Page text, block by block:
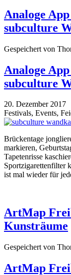
Analoge
subculture
Gespeichert von
Analoge
subculture
20. Dezember 2017
Festivals, Events,
Brückentage
markieren,
Tapetenrisse
Sportzigarettenfilter
ist mal wieder für
ArtMap
Kunsträume
Gespeichert von
ArtMap